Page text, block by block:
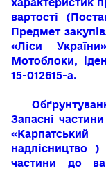
характеристик
вартості
Предмет
«Ліси
Мотоблоки,
15-012615-a.
Запасні
надлісництво
частини до